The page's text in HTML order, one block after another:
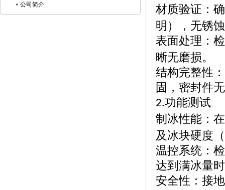
公司简介
材质验证：
明），无锈
表面处理：
晰无磨损。
结构完整性
固，密封件
2.功能测试
制冰性能：
及冰块硬度
温控系统：
达到满冰量
安全性：接